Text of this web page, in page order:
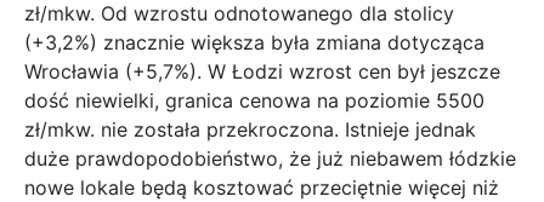
zł/mkw. Od wzrostu odnotowanego dla stolicy
(+3,2%) znacznie większa była zmiana dotycząca
Wrocławia (+5,7%). W Łodzi wzrost cen był jeszcze
dość niewielki, granica cenowa na poziomie 5500
zł/mkw. nie została przekroczona. Istnieje jednak
duże prawdopodobieństwo, że już niebawem łódzkie
nowe lokale będą kosztować przeciętnie więcej niż